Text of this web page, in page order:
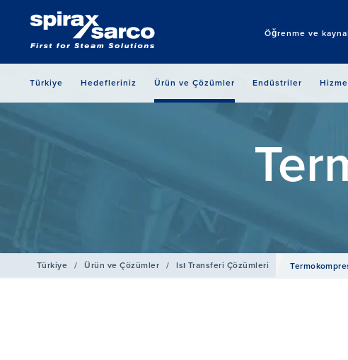
Öğrenme ve
Türkiye Hedefleriniz Ürün ve Çözümler Endüstriler
Türkiye / Ürün ve Çözümler / Isı Transferi Çözümleri